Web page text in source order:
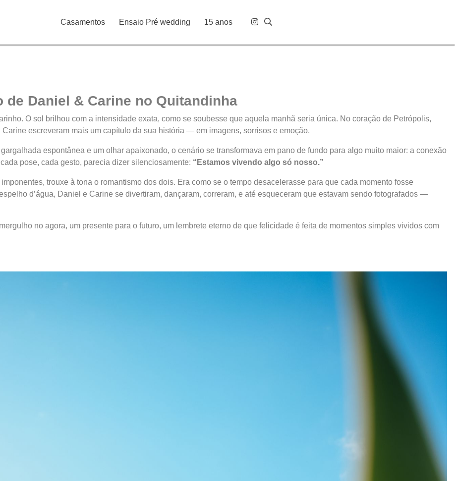
Casamentos Ensaio Pré wedding 15 anos
de Daniel & Carine no Quitandinha
O sol brilhou com a intensidade exata, como se soubesse que aquela manhã seria única. No coração de Petrópolis,
escreveram mais um capítulo da sua história — em imagens, sorrisos e emoção.
espontânea e um olhar apaixonado, o cenário se transformava em pano de fundo para algo muito maior: a conexão
pose, cada gesto, parecia dizer silenciosamente: “Estamos vivendo algo só nosso.”
trouxe à tona o romantismo dos dois. Era como se o tempo desacelerasse para que cada momento fosse
d’água, Daniel e Carine se divertiram, dançaram, correram, e até esqueceram que estavam sendo fotografados —
no agora, um presente para o futuro, um lembrete eterno de que felicidade é feita de momentos simples vividos com